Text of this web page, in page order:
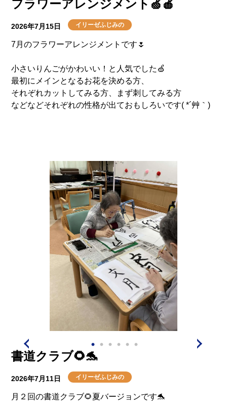
慣れず寂しさから泣いてしまうこともありましたが、
今ではお友達ができて、こうして外出もできて、かっこ
いい指揮者のお兄さんとツーショットも撮れて( *´艸｀)
す。
これからもサポートさせてください♡
フラワーアレンジメント🍏🍎
2026年7月15日 イリーゼふじみの
7月のフラワーアレンジメントです🌷
小さいりんごがかわいい！と人気でした🍏
最初にメインとなるお花を決める方、
それぞれカットしてみる方、まず刺してみる方
などなどそれぞれの性格が出ておもしろいです( *´艸｀)
書道クラブ🌻🐬
2026年7月11日 イリーゼふじみの
月２回の書道クラブ🌻夏バージョンです🐬